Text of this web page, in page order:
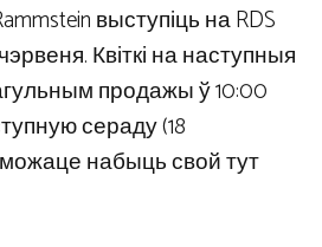
выступіць на RDS
Квіткі на наступныя
продажы ў 10:00
сераду (18
набыць свой тут